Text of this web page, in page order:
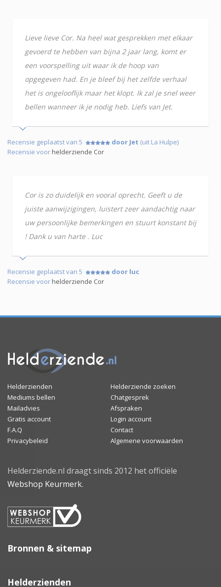
Lieve lieve Cor. Na heel wat gesprekken met elkaar
gevoerd te hebben van bijna 2 jaar lang, komt er
een voorspelling uit waar ik de hoop van
opgegeven had. En je bleef bij het zelfde verhaal
het is ongelooflijk maar het klopt. Ik zal je snel weer
bellen wanneer ik je nodig heb. Liefs van Jet.
Recensie geplaatst van 5 door Jet (uit La Hulpe)
Recensie voorhelderziende Cor
Cor is zo duidelijk en vooral oprecht. Geeft u de
juiste aanwijzigingen, luistert zeer aandachtig naar
uw persoonlijke bemerkingen en stuurt konstant bij
! Dank u van harte . Luc
Recensie geplaatst van 5
door luc
Recensie voorhelderziende Cor
Helderzienden
Helderziende zoeken
Mediums bellen
Chatgesprek
Mailadvies
Afspraken
Gratis account
Login account
F.A.Q
Contact
Privacybeleid
Algemene voorwaarden
Helderziende.nl draagt sinds 2012 het officiële
Webshop Keurmerk.
Bronnen & sitemap
Helderzienden